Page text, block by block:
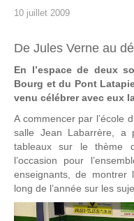
10 juillet 2009
De Jules Verne au
En l’espace de deux
Bourg et du Pont
venu célébrer avec eux
A commencer par l’école
salle Jean Labarrère, a
tableaux sur le thème
l’occasion pour
enseignants, de montrer
long de l’année sur les